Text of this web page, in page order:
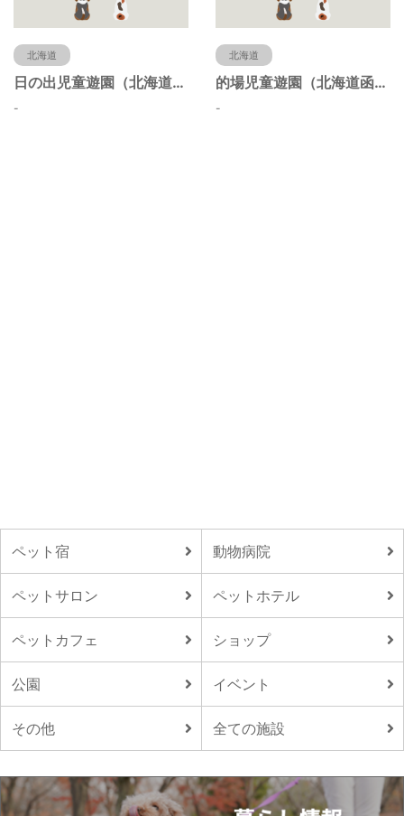
北海道
日の出児童遊園（北海道函館市）
-
北海道
的場児童遊園（北海道函館市）
-
ペット宿 動物病院
ペットサロン ペットホテル
ペットカフェ ショップ
公園 イベント
その他 全ての施設